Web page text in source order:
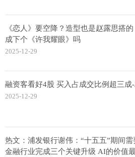
《恋人》要空降？造型也是赵露思搭的
成下个《许我耀眼》吗
2025-12-29
融资客看好4股 买入占成交比例超三成
2025-12-29
热文：浦发银行谢伟：“十五五”期间需
金融行业完成三个关键升级 AI的价值